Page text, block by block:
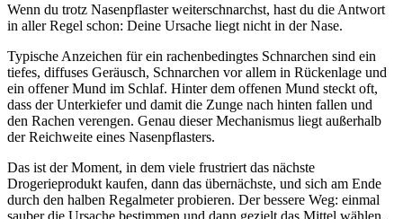
Wenn du trotz Nasenpflaster weiterschnarchst, hast du die Antwort
in aller Regel schon: Deine Ursache liegt nicht in der Nase.
Typische Anzeichen für ein rachenbedingtes Schnarchen sind ein
tiefes, diffuses Geräusch, Schnarchen vor allem in Rückenlage und
ein offener Mund im Schlaf. Hinter dem offenen Mund steckt oft,
dass der Unterkiefer und damit die Zunge nach hinten fallen und
den Rachen verengen. Genau dieser Mechanismus liegt außerhalb
der Reichweite eines Nasenpflasters.
Das ist der Moment, in dem viele frustriert das nächste
Drogerieprodukt kaufen, dann das übernächste, und sich am Ende
durch den halben Regalmeter probieren. Der bessere Weg: einmal
sauber die Ursache bestimmen und dann gezielt das Mittel wählen,